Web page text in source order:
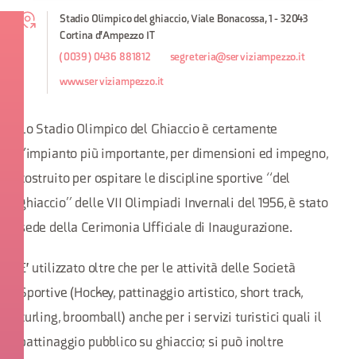
Stadio Olimpico del ghiaccio, Viale Bonacossa, 1 - 32043
Cortina d'Ampezzo IT
(0039) 0436 881812 segreteria@serviziampezzo.it
www.serviziampezzo.it
Lo Stadio Olimpico del Ghiaccio è certamente
l’impianto più importante, per dimensioni ed impegno,
costruito per ospitare le discipline sportive “del
ghiaccio” delle VII Olimpiadi Invernali del 1956, è stato
sede della Cerimonia Ufficiale di Inaugurazione.
E' utilizzato oltre che per le attività delle Società
Sportive (Hockey, pattinaggio artistico, short track,
curling, broomball) anche per i servizi turistici quali il
pattinaggio pubblico su ghiaccio; si può inoltre